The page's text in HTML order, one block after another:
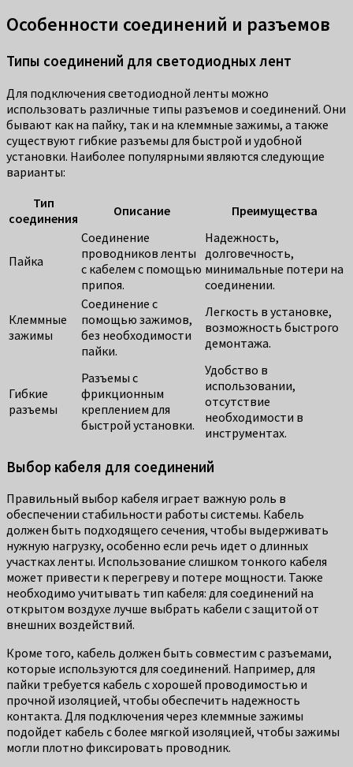
Особенности соединений и разъемов
Типы соединений для светодиодных лент
Для подключения светодиодной ленты можно
использовать различные типы разъемов и соединений. Они
бывают как на пайку, так и на клеммные зажимы, а также
существуют гибкие разъемы для быстрой и удобной
установки. Наиболее популярными являются следующие
варианты:
Тип
соединения
Описание Преимущества
Пайка
Соединение
проводников ленты
с кабелем с помощью
припоя.
Надежность,
долговечность,
минимальные потери на
соединении.
Клеммные
зажимы
Соединение с
помощью зажимов,
без необходимости
пайки.
Легкость в установке,
возможность быстрого
демонтажа.
Гибкие
разъемы
Разъемы с
фрикционным
креплением для
быстрой установки.
Удобство в
использовании,
отсутствие
необходимости в
инструментах.
Выбор кабеля для соединений
Правильный выбор кабеля играет важную роль в
обеспечении стабильности работы системы. Кабель
должен быть подходящего сечения, чтобы выдерживать
нужную нагрузку, особенно если речь идет о длинных
участках ленты. Использование слишком тонкого кабеля
может привести к перегреву и потере мощности. Также
необходимо учитывать тип кабеля: для соединений на
открытом воздухе лучше выбрать кабели с защитой от
внешних воздействий.
Кроме того, кабель должен быть совместим с разъемами,
которые используются для соединений. Например, для
пайки требуется кабель с хорошей проводимостью и
прочной изоляцией, чтобы обеспечить надежность
контакта. Для подключения через клеммные зажимы
подойдет кабель с более мягкой изоляцией, чтобы зажимы
могли плотно фиксировать проводник.